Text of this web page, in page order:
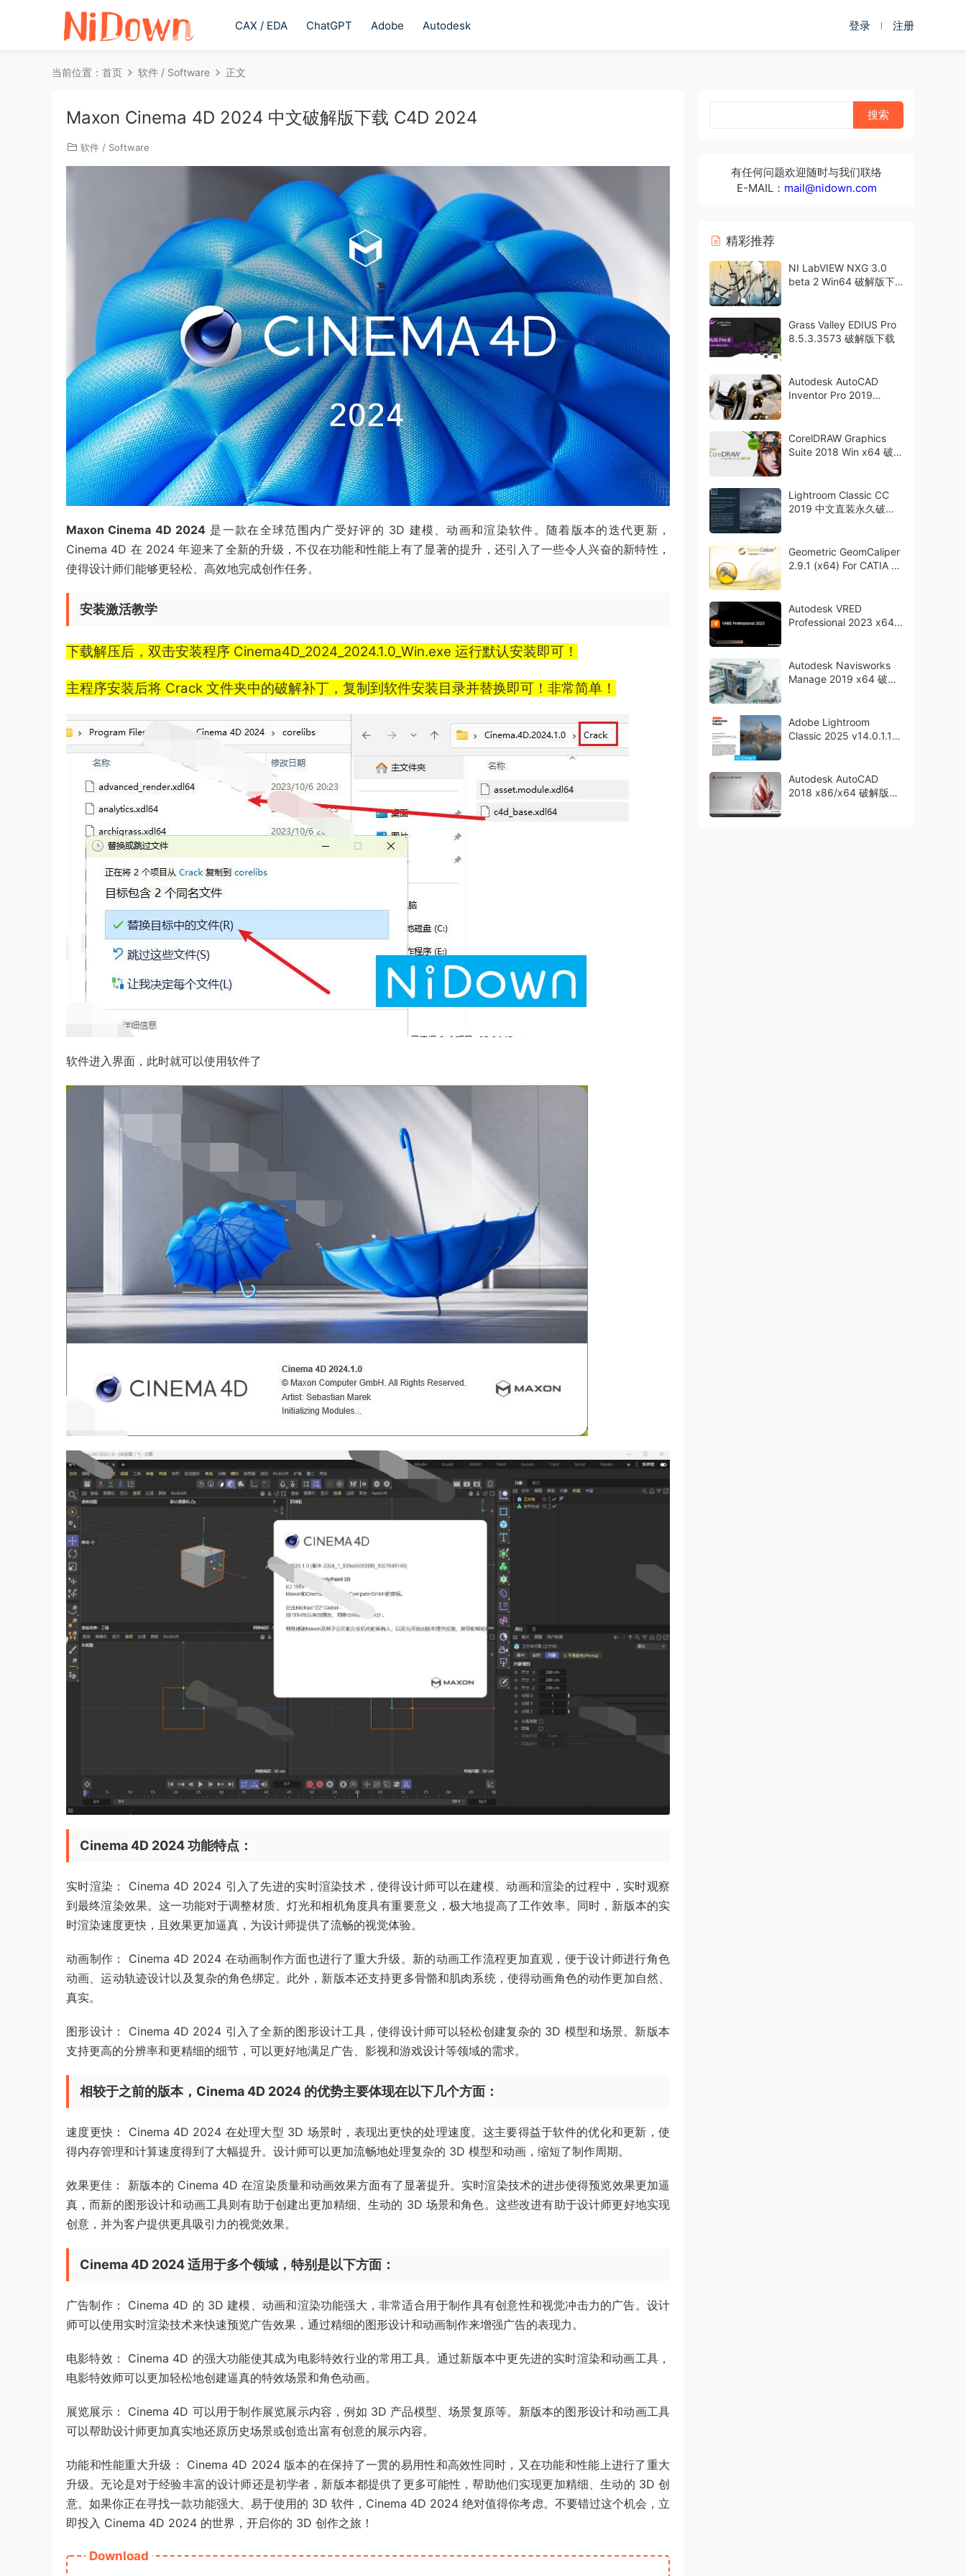
CAX / EDA ChatGPT Adobe Autodesk 登录 注册
当前位置： 首页 软件 / Software 正文
Maxon Cinema 4D 2024 中文破解版下载 C4D 2024
软件 / Software
Maxon Cinema 4D 2024是一款在全球范围内广受好评的 3D 建模、动画和渲染软件。随着版本的迭代更新，
Cinema 4D 在 2024 年迎来了全新的升级，不仅在功能和性能上有了显著的提升，还引入了一些令人兴奋的新特性，
使得设计师们能够更轻松、高效地完成创作任务。
安装激活教学
下载解压后，双击安装程序 Cinema4D_2024_2024.1.0_Win.exe 运行默认安装即可！
主程序安装后将 Crack 文件夹中的破解补丁，复制到软件安装目录并替换即可！非常简单！
软件进入界面，此时就可以使用软件了
Cinema 4D 2024 功能特点：
实时渲染： Cinema 4D 2024 引入了先进的实时渲染技术，使得设计师可以在建模、动画和渲染的过程中，实时观察
到最终渲染效果。这一功能对于调整材质、灯光和相机角度具有重要意义，极大地提高了工作效率。同时，新版本的实
时渲染速度更快，且效果更加逼真，为设计师提供了流畅的视觉体验。
动画制作： Cinema 4D 2024 在动画制作方面也进行了重大升级。新的动画工作流程更加直观，便于设计师进行角色
动画、运动轨迹设计以及复杂的角色绑定。此外，新版本还支持更多骨骼和肌肉系统，使得动画角色的动作更加自然、
真实。
图形设计： Cinema 4D 2024 引入了全新的图形设计工具，使得设计师可以轻松创建复杂的 3D 模型和场景。新版本
支持更高的分辨率和更精细的细节，可以更好地满足广告、影视和游戏设计等领域的需求。
相较于之前的版本，Cinema 4D 2024 的优势主要体现在以下几个方面：
速度更快： Cinema 4D 2024 在处理大型 3D 场景时，表现出更快的处理速度。这主要得益于软件的优化和更新，使
得内存管理和计算速度得到了大幅提升。设计师可以更加流畅地处理复杂的 3D 模型和动画，缩短了制作周期。
效果更佳： 新版本的 Cinema 4D 在渲染质量和动画效果方面有了显著提升。实时渲染技术的进步使得预览效果更加逼
真，而新的图形设计和动画工具则有助于创建出更加精细、生动的 3D 场景和角色。这些改进有助于设计师更好地实现
创意，并为客户提供更具吸引力的视觉效果。
Cinema 4D 2024 适用于多个领域，特别是以下方面：
广告制作： Cinema 4D 的 3D 建模、动画和渲染功能强大，非常适合用于制作具有创意性和视觉冲击力的广告。设计
师可以使用实时渲染技术来快速预览广告效果，通过精细的图形设计和动画制作来增强广告的表现力。
电影特效： Cinema 4D 的强大功能使其成为电影特效行业的常用工具。通过新版本中更先进的实时渲染和动画工具，
电影特效师可以更加轻松地创建逼真的特效场景和角色动画。
展览展示： Cinema 4D 可以用于制作展览展示内容，例如 3D 产品模型、场景复原等。新版本的图形设计和动画工具
可以帮助设计师更加真实地还原历史场景或创造出富有创意的展示内容。
功能和性能重大升级： Cinema 4D 2024 版本的在保持了一贯的易用性和高效性同时，又在功能和性能上进行了重大
升级。无论是对于经验丰富的设计师还是初学者，新版本都提供了更多可能性，帮助他们实现更加精细、生动的 3D 创
意。如果你正在寻找一款功能强大、易于使用的 3D 软件，Cinema 4D 2024 绝对值得你考虑。不要错过这个机会，立
即投入 Cinema 4D 2024 的世界，开启你的 3D 创作之旅！
Download
有任何问题欢迎随时与我们联络
E-MAIL： mail@nidown.com
精彩推荐
NI LabVIEW NXG 3.0
beta 2 Win64 破解版下
Grass Valley EDIUS Pro
8.5.3.3573 破解版下载
Autodesk AutoCAD
Inventor Pro 2019
CorelDRAW Graphics
Suite 2018 Win x64 破解
Lightroom Classic CC
2019 中文直装永久破解
Geometric GeomCaliper
2.9.1 (x64) For CATIA 破
Autodesk VRED
Professional 2023 x64
Autodesk Navisworks
Manage 2019 x64 破解
Adobe Lightroom
Classic 2025 v14.0.1.1
Autodesk AutoCAD
2018 x86/x64 破解版下